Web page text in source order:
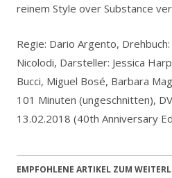
reinem Style over Substance
Regie: Dario Argento,
Nicolodi, Darsteller: Jessica
Bucci, Miguel Bosé, Barbara
101 Minuten (ungeschnitten),
13.02.2018 (40th Anniversary
EMPFOHLENE ARTIKEL ZUM